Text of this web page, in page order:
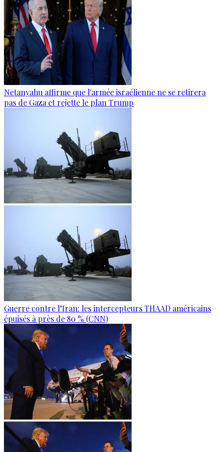
Netanyahu affirme que l'armée israélienne ne se retirera
pas de Gaza et rejette le plan Trump
Guerre contre l’Iran: les intercepteurs THAAD américains
épuisés à près de 80 % (CNN)